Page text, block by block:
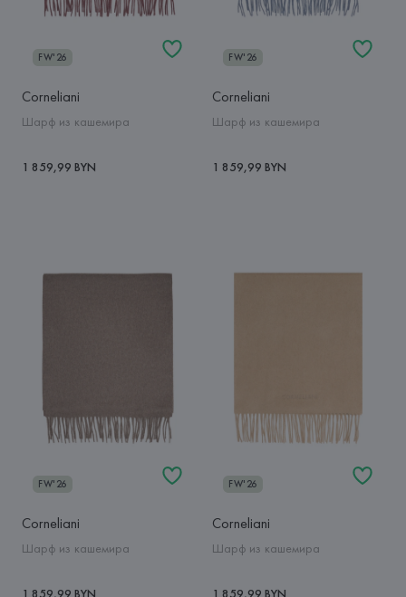
FW'26
Corneliani
Шарф из кашемира
1 859,99 BYN
FW'26
Corneliani
Шарф из кашемира
1 859,99 BYN
FW'26
Corneliani
Шарф из кашемира
1 859,99 BYN
FW'26
Corneliani
Шарф из кашемира
1 859,99 BYN